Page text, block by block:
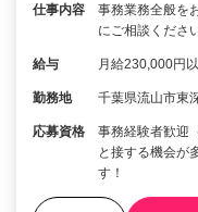
仕事内容
事務業務全般を
にご相談くださ
給与 月給230,000円
勤務地 千葉県流山市東
応募資格
事務経験者歓迎
と接する機会が
す！